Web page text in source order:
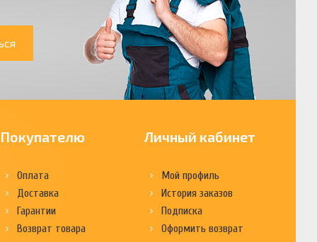
Покупателю
Оплата
Доставка
Гарантии
Возврат товара
Личный кабинет
Мой профиль
История заказов
Подписка
Оформить возврат